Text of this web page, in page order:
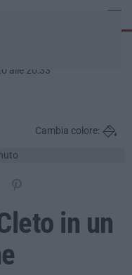
alle 20:33
Cambia colore:
in un